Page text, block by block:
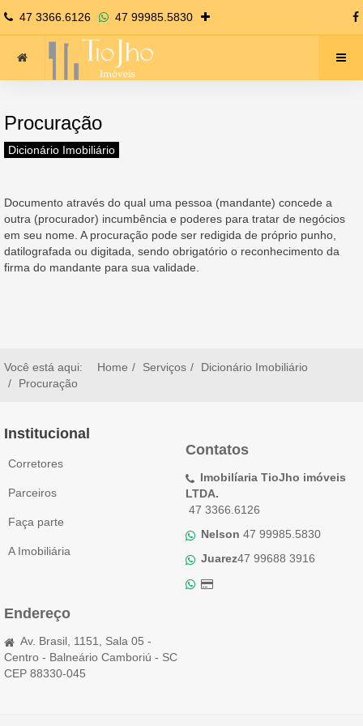
47 3366.6126 47 99985.5830
Procuração
Dicionário Imobiliário
Documento através do qual uma pessoa (mandante) concede a
outra (procurador) incumbência e poderes para tratar de negócios
em seu nome. A procuração pode ser redigida de próprio punho,
datilografada ou digitada, sendo obrigatório o reconhecimento da
firma do mandante para sua validade.
Você está aqui: Home Serviços
Dicionário Imobiliário
Procuração
Institucional
Corretores
Parceiros
Faça parte
A Imobiliária
Contatos
Imobilíaria TioJho imóveis
LTDA.
47 3366.6126
Nelson 47 99985.5830
Juarez47 99688 3916
Endereço
Av. Brasil, 1151, Sala 05 -
Centro - Balneário Camboriú - SC
CEP 88330-045